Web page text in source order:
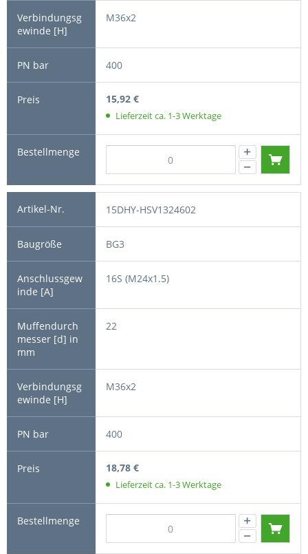
M36x2
400
15,92 €
Lieferzeit ca. 1-3 Werktage
15DHY-HSV1324602
BG3
16S (M24x1.5)
22
M36x2
400
18,78 €
Lieferzeit ca. 1-3 Werktage